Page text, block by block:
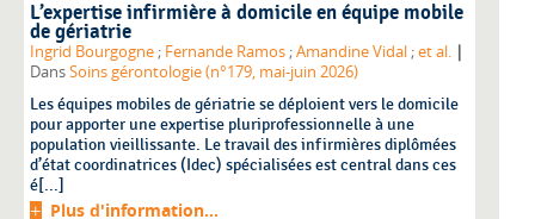
L’expertise infirmière à domicile en équipe mobile
de gériatrie
Ingrid Bourgogne; Fernande Ramos;Amandine Vidal;et al. |
DansSoins gérontologie (n°179, mai-juin 2026)
Les équipes mobiles de gériatrie se déploient vers le domicile
pour apporter une expertise pluriprofessionnelle à une
population vieillissante. Le travail des infirmières diplômées
d’état coordinatrices (Idec) spécialisées est central dans ces
é[...]
Plus d'information...